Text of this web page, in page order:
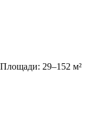
Площади: 29–152 м²